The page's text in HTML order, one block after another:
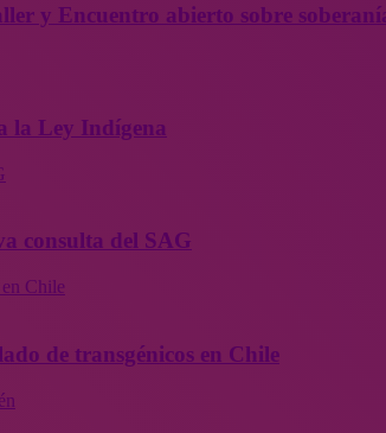
y Encuentro abierto sobre
la Ley Indígena
consulta del SAG
Chile
de transgénicos en Chile